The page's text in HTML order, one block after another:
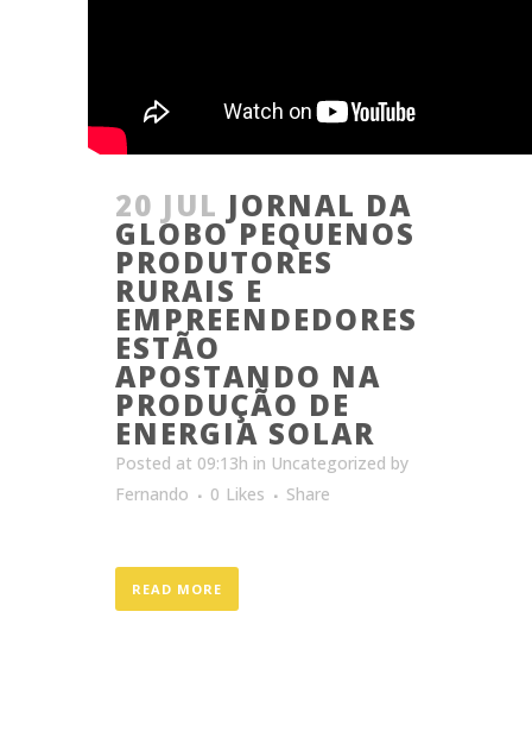
20 JUL JORNAL DA
GLOBO PEQUENOS
PRODUTORES
RURAIS E
EMPREENDEDORES
ESTÃO
APOSTANDO NA
PRODUÇÃO DE
ENERGIA SOLAR
Posted at 09:13h in Uncategorized by
Fernando
0 Likes Share
READ MORE